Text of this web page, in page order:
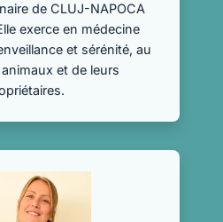
de CLUJ-NAPOCA
exerce en médecine
et sérénité, au
et de leurs